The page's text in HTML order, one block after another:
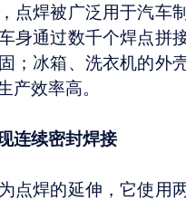
点焊被广泛用于汽车
身通过数千个焊点拼
；冰箱、洗衣机的外
产效率高。​
连续密封焊接​
点焊的延伸，它使用